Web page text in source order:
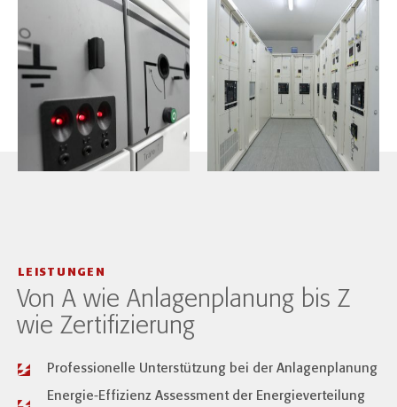
LEISTUNGEN
Von A wie Anlagenplanung bis Z
wie Zertifizierung
Professionelle Unterstützung bei der Anlagenplanung
Energie-Effizienz Assessment der Energieverteilung